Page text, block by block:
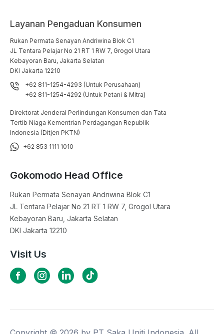
Layanan Pengaduan Konsumen
Rukan Permata Senayan Andriwina Blok C1
JL Tentara Pelajar No 21 RT 1 RW 7, Grogol Utara
Kebayoran Baru, Jakarta Selatan
DKI Jakarta 12210
+62 811-1254-4293 (Untuk Perusahaan)
+62 811-1254-4292 (Untuk Petani & Mitra)
Direktorat Jenderal Perlindungan Konsumen dan Tata
Tertib Niaga Kementrian Perdagangan Republik
Indonesia (Ditjen PKTN)
+62 853 1111 1010
Gokomodo Head Office
Rukan Permata Senayan Andriwina Blok C1
JL Tentara Pelajar No 21 RT 1 RW 7, Grogol Utara
Kebayoran Baru, Jakarta Selatan
DKI Jakarta 12210
Visit Us